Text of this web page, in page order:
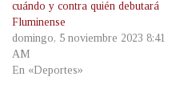
cuándo y contra quién debutará
Fluminense
domingo, 5 noviembre 2023 8:41
AM
En «Deportes»